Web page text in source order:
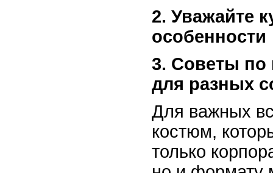
2. Уважайте
особенности
3. Советы
для разных
Для важных
костюм,
только